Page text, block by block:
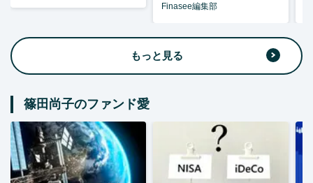
Finasee編集部
もっと見る
篠田尚子のファンド愛